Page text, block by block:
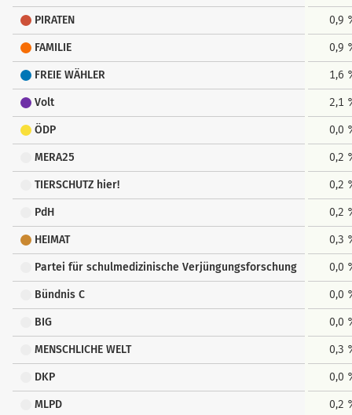
PIRATEN 0,9
FAMILIE 0,9
FREIE WÄHLER 1,6
Volt 2,1
ÖDP 0,0
MERA25 0,2
TIERSCHUTZ hier! 0,2
PdH 0,2
HEIMAT 0,3
Partei für schulmedizinische Verjüngungsforschung 0,0
Bündnis C 0,0
BIG 0,0
MENSCHLICHE WELT 0,3
DKP 0,0
MLPD 0,2